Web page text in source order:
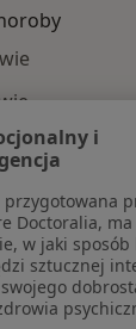
w
i
Doctoralia,
w jaki sposób
sztucznej